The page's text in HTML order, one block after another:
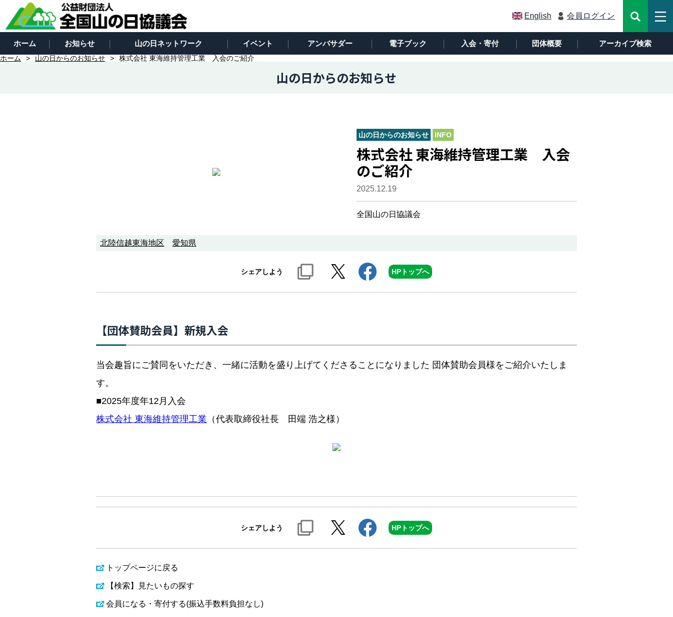
English 会員ログイン
ホーム お知らせ 山の日ネットワーク イベント アンバサダー 電子ブック 入会・寄付 団体概要 アーカイブ検索
ホーム 山の日からのお知らせ 株式会社 東海維持管理工業 入会のご紹介
山の日からのお知らせ
山の日からのお知らせ INFO
株式会社 東海維持管理工業 入会
のご紹介
2025.12.19
全国山の日協議会
北陸信越東海地区 愛知県
シェアしよう HPトップへ
【団体賛助会員】新規入会
当会趣旨にご賛同をいただき、一緒に活動を盛り上げてくださることになりました 団体賛助会員様をご紹介いたしま
す。
■2025年度年12月入会
株式会社 東海維持管理工業 （代表取締役社長 田端 浩之様）
シェアしよう HPトップへ
トップページに戻る
【検索】見たいもの探す
会員になる・寄付する(振込手数料負担なし)